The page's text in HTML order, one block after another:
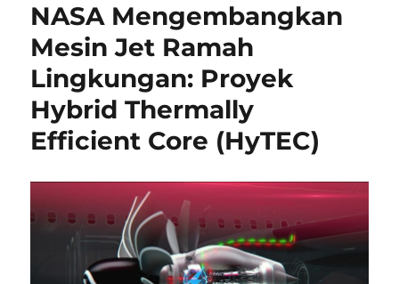
NASA Mengembangkan
Mesin Jet Ramah
Lingkungan: Proyek
Hybrid Thermally
Efficient Core (HyTEC)